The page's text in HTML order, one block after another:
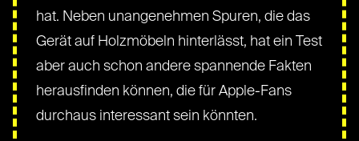
hat. Neben unangenehmen Spuren, die das
Gerät auf Holzmöbeln hinterlässt, hat ein Test
aber auch schon andere spannende Fakten
herausfinden können, die für Apple-Fans
durchaus interessant sein könnten.